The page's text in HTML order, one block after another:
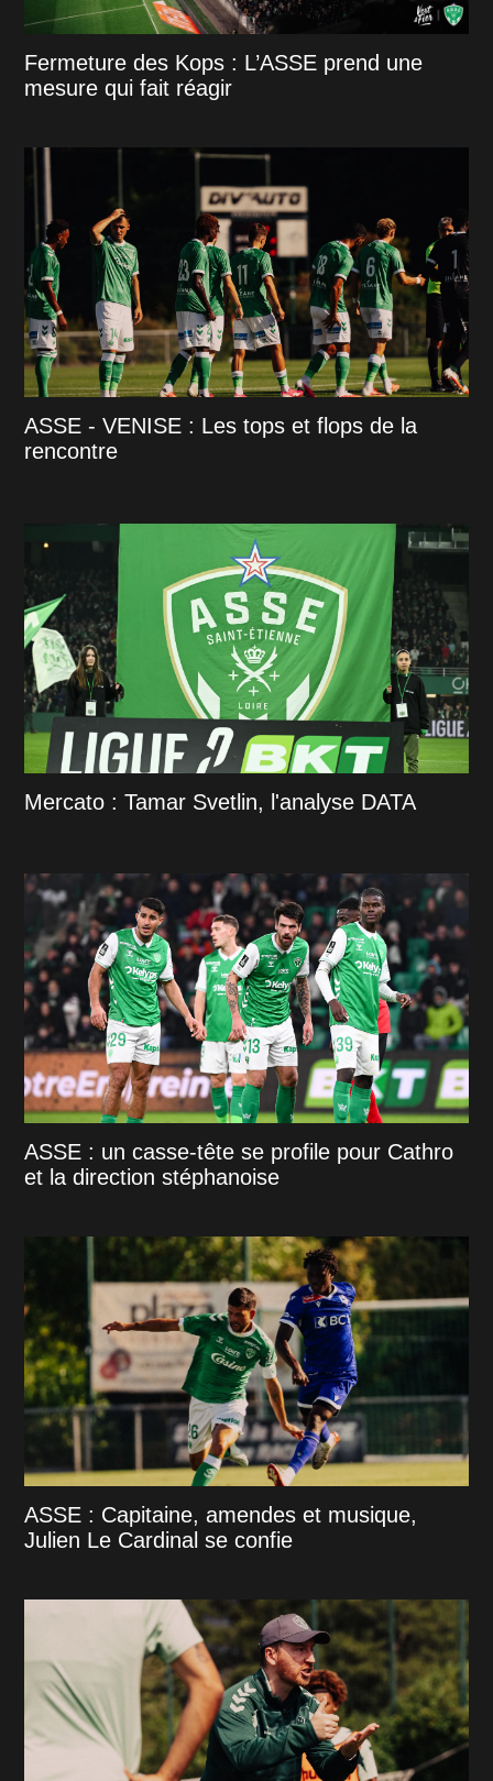
Fermeture des Kops : L’ASSE prend une
mesure qui fait réagir
ASSE - VENISE : Les tops et flops de la
rencontre
Mercato : Tamar Svetlin, l'analyse DATA
ASSE : un casse-tête se profile pour Cathro
et la direction stéphanoise
ASSE : Capitaine, amendes et musique,
Julien Le Cardinal se confie